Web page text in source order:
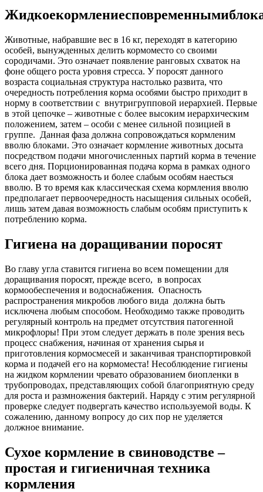
Жидкоекормлениесповременными
Животные, набравшие вес в 16 кг, переходят в категорию
особей, вынужденных делить кормоместо со своими
сородичами. Это означает появление ранговых схваток на
фоне общего роста уровня стресса. У поросят данного
возраста социальная структура настолько развита, что
очередность потребления корма особями быстро приходит в
норму в соответствии с внутригрупповой иерархией. Первые
в этой цепочке – животные с более высоким иерархическим
положением, затем – особи с менее сильной позицией в
группе. Данная фаза должна сопровождаться кормленим
вволю блоками. Это означает кормление животных досыта
посредством подачи многочисленных партий корма в течение
всего дня. Порционированная подача корма в рамках одного
блока дает возможность и более слабым особям наесться
вволю. В то время как классическая схема кормления вволю
предполагает первоочередность насыщения сильных особей,
лишь затем давая возможность слабым особям приступить к
потреблению корма.
Гигиена на доращивании поросят
Во главу угла ставится гигиена во всем помещении для
доращивания поросят, прежде всего, в вопросах
кормообеспечения и водоснабжения. Опасность
распространения микробов любого вида должна быть
исключена любым способом. Необходимо также проводить
регулярный контроль на предмет отсутствия патогенной
микрофлоры! При этом следует держать в поле зрения весь
процесс снабжения, начиная от хранения сырья и
приготовления кормосмесей и заканчивая транспортировкой
корма и подачей его на кормоместа! Несоблюдение гигиены
на жидком кормлении чревато образованием биопленки в
трубопроводах, представляющих собой благоприятную среду
для роста и размножения бактерий. Наряду с этим регулярной
проверке следует подвергать качество используемой воды. К
сожалению, данному вопросу до сих пор не уделяется
должное внимание.
Сухое кормление в свиноводстве –
простая и гигиеничная техника
кормления